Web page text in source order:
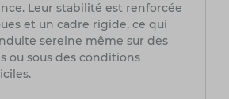
Leur stabilité est renforcée
et un cadre rigide, ce qui
sereine même sur des
ou sous des conditions